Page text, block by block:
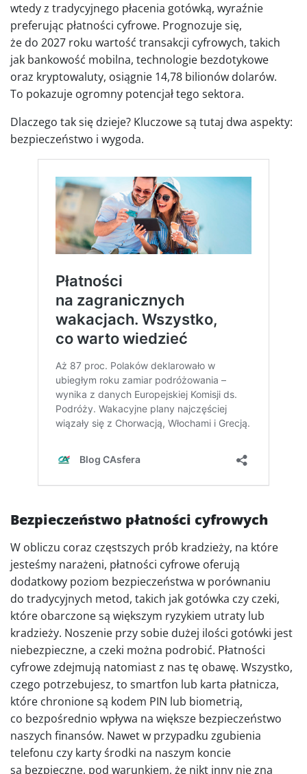
wtedy z tradycyjnego płacenia gotówką, wyraźnie
preferując płatności cyfrowe. Prognozuje się,
że do 2027 roku wartość transakcji cyfrowych, takich
jak bankowość mobilna, technologie bezdotykowe
oraz kryptowaluty, osiągnie 14,78 bilionów dolarów.
To pokazuje ogromny potencjał tego sektora.
Dlaczego tak się dzieje? Kluczowe są tutaj dwa aspekty:
bezpieczeństwo i wygoda.
Bezpieczeństwo płatności cyfrowych
W obliczu coraz częstszych prób kradzieży, na które
jesteśmy narażeni, płatności cyfrowe oferują
dodatkowy poziom bezpieczeństwa w porównaniu
do tradycyjnych metod, takich jak gotówka czy czeki,
które obarczone są większym ryzykiem utraty lub
kradzieży. Noszenie przy sobie dużej ilości gotówki jest
niebezpieczne, a czeki można podrobić. Płatności
cyfrowe zdejmują natomiast z nas tę obawę. Wszystko,
czego potrzebujesz, to smartfon lub karta płatnicza,
które chronione są kodem PIN lub biometrią,
co bezpośrednio wpływa na większe bezpieczeństwo
naszych finansów. Nawet w przypadku zgubienia
telefonu czy karty środki na naszym koncie
są bezpieczne, pod warunkiem, że nikt inny nie zna